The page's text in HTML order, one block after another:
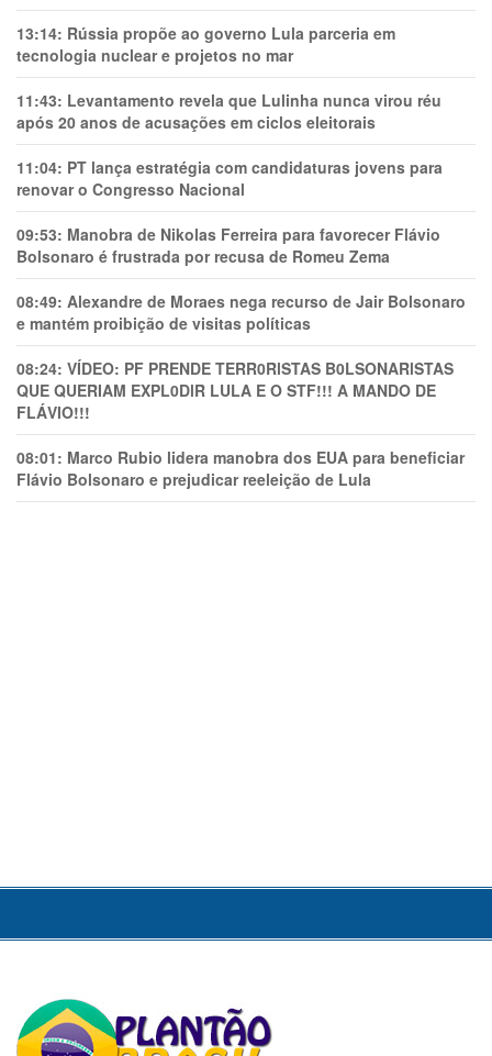
13:14: Rússia propõe ao governo Lula parceria em
tecnologia nuclear e projetos no mar
11:43: Levantamento revela que Lulinha nunca virou réu
após 20 anos de acusações em ciclos eleitorais
11:04: PT lança estratégia com candidaturas jovens para
renovar o Congresso Nacional
09:53: Manobra de Nikolas Ferreira para favorecer Flávio
Bolsonaro é frustrada por recusa de Romeu Zema
08:49: Alexandre de Moraes nega recurso de Jair Bolsonaro
e mantém proibição de visitas políticas
08:24: VÍDEO: PF PRENDE TERR0RlSTAS B0LSONARlSTAS
QUE QUERIAM EXPL0DlR LULA E O STF!!! A MANDO DE
FLÁVIO!!!
08:01: Marco Rubio lidera manobra dos EUA para beneficiar
Flávio Bolsonaro e prejudicar reeleição de Lula